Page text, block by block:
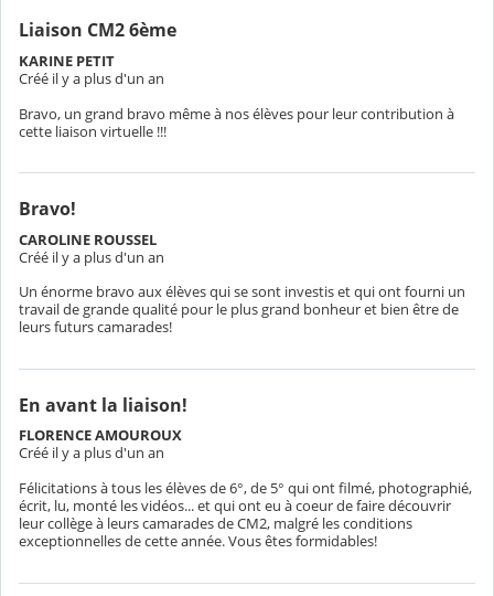
Liaison CM2 6ème
KARINE PETIT
Créé il y a plus d'un an
Bravo, un grand bravo même à nos élèves pour leur contribution à
cette liaison virtuelle !!!
Bravo!
CAROLINE ROUSSEL
Créé il y a plus d'un an
Un énorme bravo aux élèves qui se sont investis et qui ont fourni un
travail de grande qualité pour le plus grand bonheur et bien être de
leurs futurs camarades!
En avant la liaison!
FLORENCE AMOUROUX
Créé il y a plus d'un an
Félicitations à tous les élèves de 6°, de 5° qui ont filmé, photographié,
écrit, lu, monté les vidéos... et qui ont eu à coeur de faire découvrir
leur collège à leurs camarades de CM2, malgré les conditions
exceptionnelles de cette année. Vous êtes formidables!